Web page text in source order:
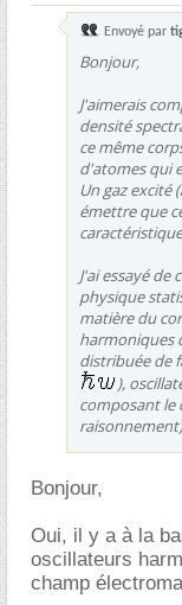
Envoyé par
Bonjour,
J'aimerais
densité
ce même
d'atomes qui
Un gaz excité
émettre que
J'ai essayé
physique
matière du
harmoniques
distribuée de
),
composant le
Bonjour,
Oui, il y a à la
oscillateurs
champ